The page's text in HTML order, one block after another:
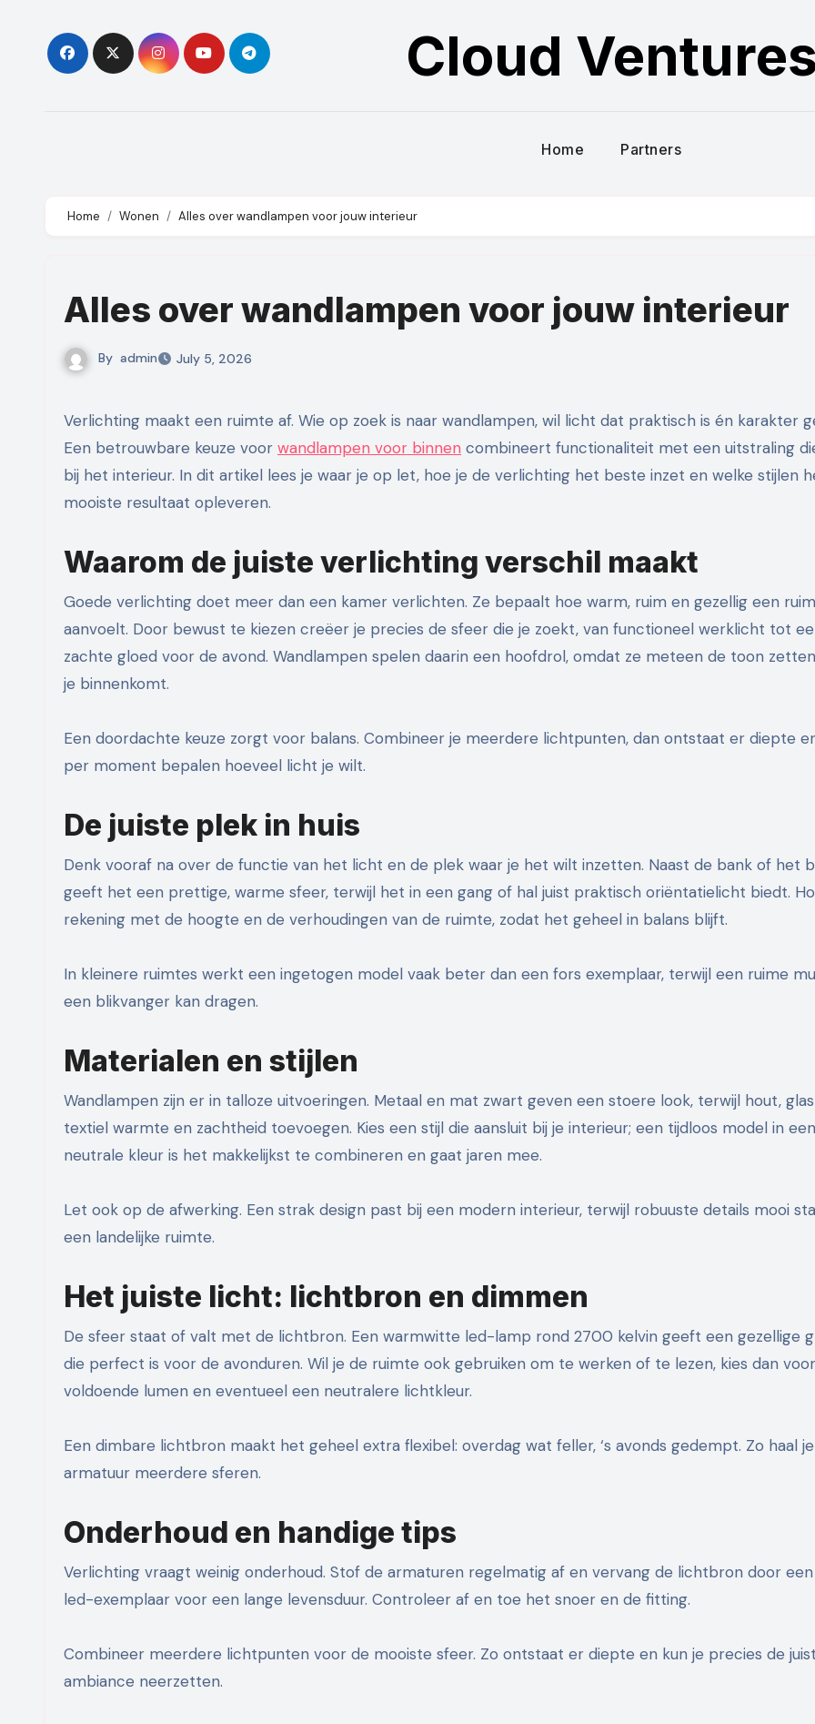
content
Cloud
Home Partners
Home Wonen Alles over wandlampen voor jouw interieur
Alles over wandlampen voor jouw interieur
By admin July 5, 2026
Verlichting maakt een ruimte af. Wie op zoek is naar wandlampen, wil licht dat praktisch is én karakter geeft.
Een betrouwbare keuze voor wandlampen voor binnen combineert functionaliteit met een uitstraling
bij het interieur. In dit artikel lees je waar je op let, hoe je de verlichting het beste inzet en welke stijlen
mooiste resultaat opleveren.
Waarom de juiste verlichting verschil maakt
Goede verlichting doet meer dan een kamer verlichten. Ze bepaalt hoe warm, ruim en gezellig een
aanvoelt. Door bewust te kiezen creëer je precies de sfeer die je zoekt, van functioneel werklicht tot
zachte gloed voor de avond. Wandlampen spelen daarin een hoofdrol, omdat ze meteen de toon
je binnenkomt.
Een doordachte keuze zorgt voor balans. Combineer je meerdere lichtpunten, dan ontstaat er diepte
per moment bepalen hoeveel licht je wilt.
De juiste plek in huis
Denk vooraf na over de functie van het licht en de plek waar je het wilt inzetten. Naast de bank of het
geeft het een prettige, warme sfeer, terwijl het in een gang of hal juist praktisch oriëntatielicht biedt.
rekening met de hoogte en de verhoudingen van de ruimte, zodat het geheel in balans blijft.
In kleinere ruimtes werkt een ingetogen model vaak beter dan een fors exemplaar, terwijl een ruime
een blikvanger kan dragen.
Materialen en stijlen
Wandlampen zijn er in talloze uitvoeringen. Metaal en mat zwart geven een stoere look, terwijl hout,
textiel warmte en zachtheid toevoegen. Kies een stijl die aansluit bij je interieur; een tijdloos model in een
neutrale kleur is het makkelijkst te combineren en gaat jaren mee.
Let ook op de afwerking. Een strak design past bij een modern interieur, terwijl robuuste details mooi
een landelijke ruimte.
Het juiste licht: lichtbron en dimmen
De sfeer staat of valt met de lichtbron. Een warmwitte led-lamp rond 2700 kelvin geeft een gezellige
die perfect is voor de avonduren. Wil je de ruimte ook gebruiken om te werken of te lezen, kies dan voor
voldoende lumen en eventueel een neutralere lichtkleur.
Een dimbare lichtbron maakt het geheel extra flexibel: overdag wat feller, ‘s avonds gedempt. Zo haal
armatuur meerdere sferen.
Onderhoud en handige tips
Verlichting vraagt weinig onderhoud. Stof de armaturen regelmatig af en vervang de lichtbron door een
led-exemplaar voor een lange levensduur. Controleer af en toe het snoer en de fitting.
Combineer meerdere lichtpunten voor de mooiste sfeer. Zo ontstaat er diepte en kun je precies de
ambiance neerzetten.